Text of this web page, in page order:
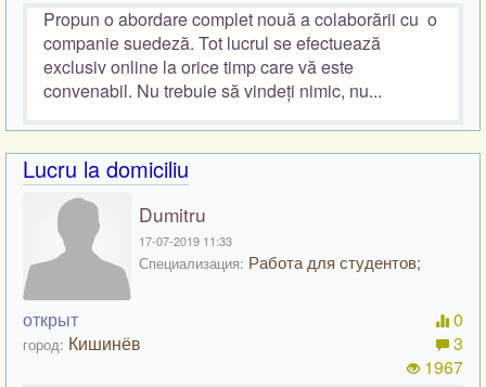
Propun o abordare complet nouă a colaborării cu o
companie suedeză. Tot lucrul se efectuează
exclusiv online la orice timp care vă este
convenabil. Nu trebuie să vindeți nimic, nu...
Lucru la domiciliu
Dumitru
17-07-2019 11:33
Специализация: Работа для студентов;
открыт
город: Кишинёв
0
3
1967